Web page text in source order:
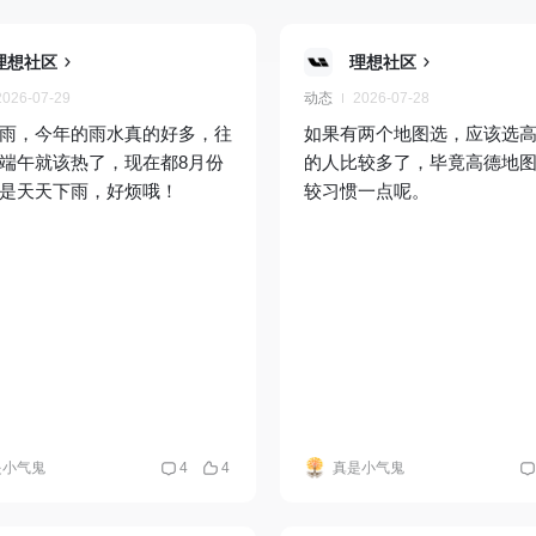
想社区
07-29
，今年的雨水真的好多，往
午就该热了，现在都8月份
天天下雨，好烦哦！
气鬼 4 4
理想社区
动态 2026-07-28
如果有两个地图选，应该选
的人比较多了，毕竟高德地
较习惯一点呢。
真是小气鬼